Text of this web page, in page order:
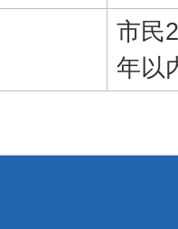
市民
年以